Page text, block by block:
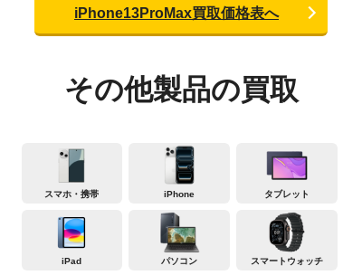
iPhone13ProMax買取価格表へ
その他製品の買取
スマホ・携帯 iPhone タブレット
iPad パソコン スマートウォッチ